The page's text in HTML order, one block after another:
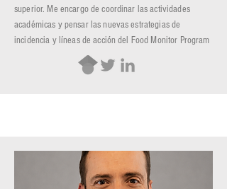
superior. Me encargo de coordinar las actividades
académicas y pensar las nuevas estrategias de
incidencia y líneas de acción del Food Monitor Program